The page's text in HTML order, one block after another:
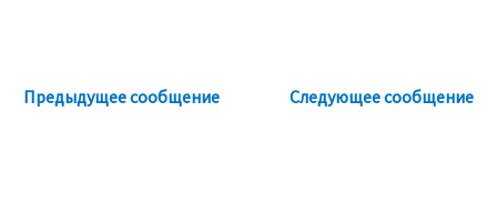
Предыдущее сообщение Следующее сообщение